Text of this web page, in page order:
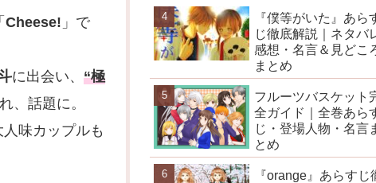
Cheese! 」で
に出会い、 “極
、話題に。
味カップルも
『僕等がいた』あら
じ徹底解説｜ネタバ
感想・名言＆見どこ
まとめ
フルーツバスケット
全ガイド｜全巻あら
じ・登場人物・名言
とめ
『orange』あらすじ